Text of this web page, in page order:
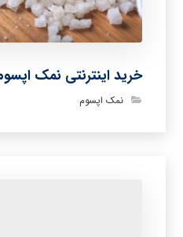
خرید اینترنتی نمک
نمک اپسوم